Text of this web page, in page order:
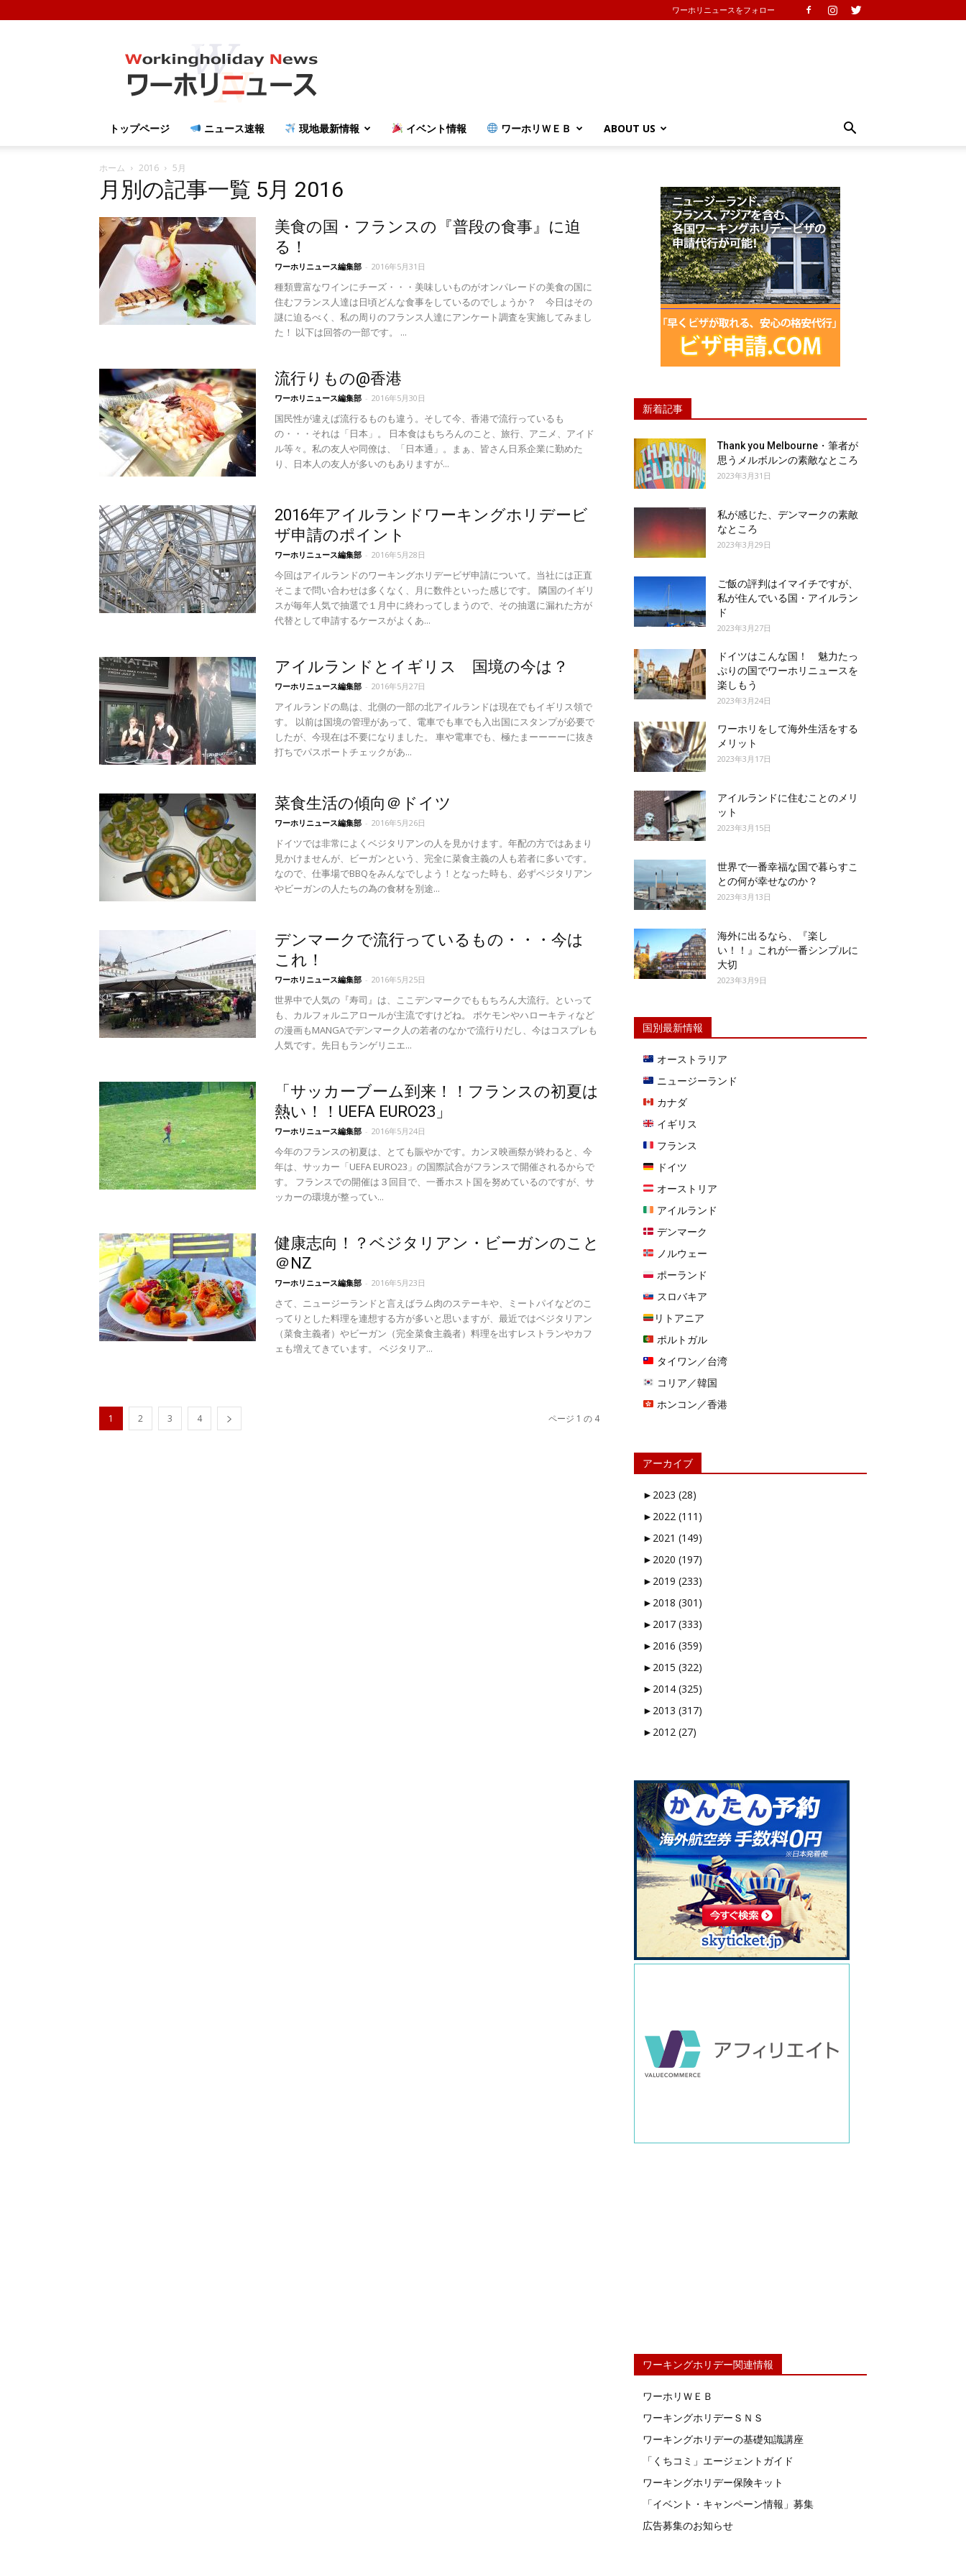
ワーホリニュースをフォロー
ー
ホ
リ
ュ
トップページ ニュース速報 現地最新情報 イベント情報 ワーホリＷＥＢ ABOUT US
ホーム 2016 5月
月別の記事一覧 5月 2016
美食の国・フランスの『普段の食事』に迫
る！
ワーホリニュース編集部 - 2016年5月31日
種類豊富なワインにチーズ・・・美味しいものがオンパレードの美食の国に
住むフランス人達は日頃どんな食事をしているのでしょうか？ 今日はその
謎に迫るべく、私の周りのフランス人達にアンケート調査を実施してみまし
た！ 以下は回答の一部です。 ...
流行りもの@香港
ワーホリニュース編集部 - 2016年5月30日
国民性が違えば流行るものも違う。そして今、香港で流行っているも
の・・・それは「日本」。 日本食はもちろんのこと、旅行、アニメ、アイド
ル等々。私の友人や同僚は、「日本通」。まぁ、皆さん日系企業に勤めた
り、日本人の友人が多いのもありますが...
2016年アイルランドワーキングホリデービ
ザ申請のポイント
ワーホリニュース編集部 - 2016年5月28日
今回はアイルランドのワーキングホリデービザ申請について。当社には正直
そこまで問い合わせは多くなく、月に数件といった感じです。 隣国のイギリ
スが毎年人気で抽選で１月中に終わってしまうので、その抽選に漏れた方が
代替として申請するケースがよくあ...
アイルランドとイギリス 国境の今は？
ワーホリニュース編集部 - 2016年5月27日
アイルランドの島は、北側の一部の北アイルランドは現在でもイギリス領で
す。 以前は国境の管理があって、電車でも車でも入出国にスタンプが必要で
したが、今現在は不要になりました。 車や電車でも、極たまーーーーに抜き
打ちでパスポートチェックがあ...
菜食生活の傾向＠ドイツ
ワーホリニュース編集部 - 2016年5月26日
ドイツでは非常によくベジタリアンの人を見かけます。年配の方ではあまり
見かけませんが、ビーガンという、完全に菜食主義の人も若者に多いです。
なので、仕事場でBBQをみんなでしよう！となった時も、必ずベジタリアン
やビーガンの人たちの為の食材を別途...
デンマークで流行っているもの・・・今は
これ！
ワーホリニュース編集部 - 2016年5月25日
世界中で人気の『寿司』は、ここデンマークでももちろん大流行。といって
も、カルフォルニアロールが主流ですけどね。 ポケモンやハローキティなど
の漫画もMANGAでデンマーク人の若者のなかで流行りだし、今はコスプレも
人気です。先日もランゲリニエ...
「サッカーブーム到来！！フランスの初夏は
熱い！！UEFA EURO23」
ワーホリニュース編集部 - 2016年5月24日
今年のフランスの初夏は、とても賑やかです。カンヌ映画祭が終わると、今
年は、サッカー「UEFA EURO23」の国際試合がフランスで開催されるからで
す。 フランスでの開催は３回目で、一番ホスト国を努めているのですが、サ
ッカーの環境が整ってい...
健康志向！？ベジタリアン・ビーガンのこと
＠NZ
ワーホリニュース編集部 - 2016年5月23日
さて、ニュージーランドと言えばラム肉のステーキや、ミートパイなどのこ
ってりとした料理を連想する方が多いと思いますが、最近ではベジタリアン
（菜食主義者）やビーガン（完全菜食主義者）料理を出すレストランやカフ
ェも増えてきています。 ベジタリア...
1 2 3 4 ページ 1 の 4
新着記事
Thank you Melbourne・筆者が
思うメルボルンの素敵なところ
2023年3月31日
私が感じた、デンマークの素敵
なところ
2023年3月29日
ご飯の評判はイマイチですが、
私が住んでいる国・アイルラン
ド
2023年3月27日
ドイツはこんな国！ 魅力たっ
ぷりの国でワーホリニュースを
楽しもう
2023年3月24日
ワーホリをして海外生活をする
メリット
2023年3月17日
アイルランドに住むことのメリ
ット
2023年3月15日
世界で一番幸福な国で暮らすこ
との何が幸せなのか？
2023年3月13日
海外に出るなら、『楽し
い！！』これが一番シンプルに
大切
2023年3月9日
国別最新情報
オーストラリア
ニュージーランド
カナダ
イギリス
フランス
ドイツ
オーストリア
アイルランド
デンマーク
ノルウェー
ポーランド
スロバキア
リトアニア
ポルトガル
タイワン／台湾
コリア／韓国
ホンコン／香港
アーカイブ
► 2023 (28)
► 2022 (111)
► 2021 (149)
► 2020 (197)
► 2019 (233)
► 2018 (301)
► 2017 (333)
► 2016 (359)
► 2015 (322)
► 2014 (325)
► 2013 (317)
► 2012 (27)
ワーキングホリデー関連情報
ワーホリＷＥＢ
ワーキングホリデーＳＮＳ
ワーキングホリデーの基礎知識講座
「くちコミ」エージェントガイド
ワーキングホリデー保険キット
「イベント・キャンペーン情報」募集
広告募集のお知らせ